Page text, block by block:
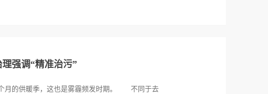
同时指出，今年对错峰消费的调控将更强调“精准
企业主动开展深度治理。好比：对各类污染物不能稳
未定期完成2018年至2019年秋冬季大气污染综合治
强调“精准治污”
个月的供暖季，这也是雾霾频发时期。 不同于去